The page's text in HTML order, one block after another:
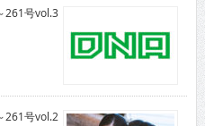
261号vol.3
261号vol.2